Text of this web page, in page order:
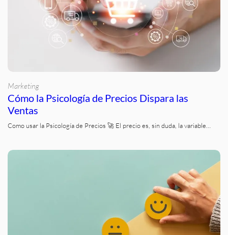
Marketing
Cómo la Psicología de Precios Dispara las
Ventas
Como usar la Psicología de Precios 🚀 El precio es, sin duda, la variable…